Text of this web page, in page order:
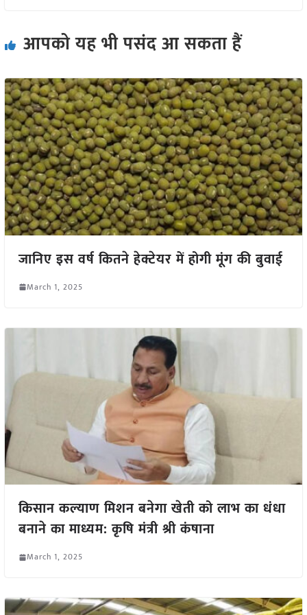
आपको यह भी पसंद आ सकता हैं
जानिए इस वर्ष कितने हेक्टेयर में होगी मूंग की बुवाई
March 1, 2025
किसान कल्याण मिशन बनेगा खेती को लाभ का धंधा
बनाने का माध्यम: कृषि मंत्री श्री कंषाना
March 1, 2025